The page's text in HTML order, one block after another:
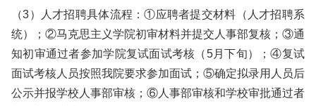
（3）人才招聘具体流程：①应聘者提交材料（人才招聘系
统）；②马克思主义学院初审材料并提交人事部复核；③通
知初审通过者参加学院复试面试考核（5月下旬）；④复试
面试考核人员按照我院要求参加面试；⑤确定拟录用人员后
公示并报学校人事部审核；⑥人事部审核和学校审批通过者